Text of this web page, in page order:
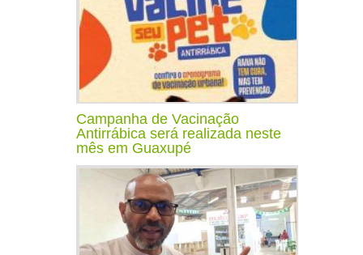
Campanha de Vacinação
Antirrábica será realizada neste
mês em Guaxupé